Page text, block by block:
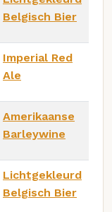
Belgisch Bier
Imperial Red
Ale
Amerikaanse
Barleywine
Lichtgekleurd
Belgisch Bier